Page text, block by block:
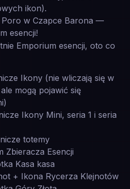
ikon).
w Czapce Barona —
esencji!
Emporium esencji, oto co
Ikony (nie wliczają się w
mogą pojawić się
Ikony Mini, seria 1 i seria
totemy
Esencji
Kasa kasa
+ Ikona Rycerza Klejnotów